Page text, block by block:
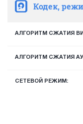
Кодек,
АЛГОРИТМ СЖАТИЯ
АЛГОРИТМ СЖАТИЯ
СЕТЕВОЙ РЕЖИМ: